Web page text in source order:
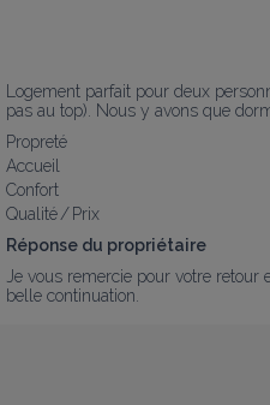
Logement parfait pour deux
pas au top). Nous y avons que
Propreté
Accueil
Confort
Qualité / Prix
Réponse du propriétaire
Je vous remercie pour votre
belle continuation.